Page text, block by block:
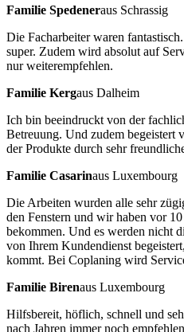
Familie Spedeneraus Schrassig
Die Facharbeiter waren
super. Zudem wird absolut auf
nur weiterempfehlen.
Familie Kergaus Dalheim
Ich bin beeindruckt von der
Betreuung. Und zudem begeistert
der Produkte durch sehr
Familie Casarinaus Luxembourg
Die Arbeiten wurden alle sehr
den Fenstern und wir haben vor
bekommen. Und es werden nicht
von Ihrem Kundendienst
kommt. Bei Coplaning wird
Familie Birenaus Luxembourg
Hilfsbereit, höflich, schnell und
nach Jahren immer noch